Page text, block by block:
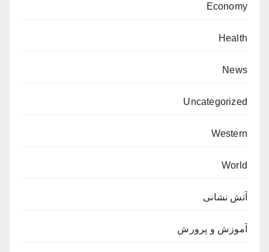
Economy
Health
News
Uncategorized
Western
World
آتش نشانی
آموزش و پرورش